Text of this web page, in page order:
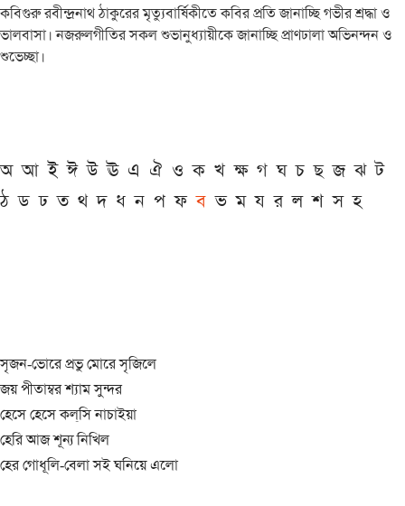
কবিগুরু রবীন্দ্রনাথ ঠাকুরের মৃত্যুবার্ষিকীতে কবির প্রতি জানাচ্ছি গভীর শ্রদ্ধা ও
ভালবাসা। নজরুলগীতির সকল শুভানুধ্যায়ীকে জানাচ্ছি প্রাণঢালা অভিনন্দন ও
শুভেচ্ছা।
অ আ ই ঈ উ ঊ এ ঐ ও ক খ ক্ষ গ ঘ চ ছ জ ঝ ট
ঠ ড ঢ ত থ দ ধ ন প ফ ব ভ ম য র ল শ স হ
সৃজন-ভোরে প্রভু মোরে সৃজিলে
জয় পীতাম্বর শ্যাম সুন্দর
হেসে হেসে কল্‌সি নাচাইয়া
হেরি আজ শূন্য নিখিল
হের গোধূলি-বেলা সই ঘনিয়ে এলো